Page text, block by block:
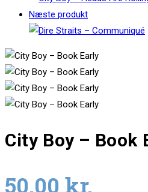
Næste produkt
City Boy – Book
50,00 kr.